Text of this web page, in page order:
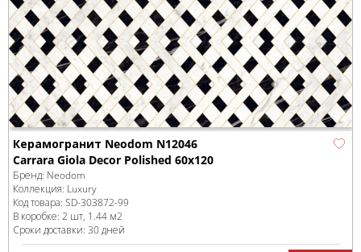
Керамогранит Neodom N12046
Carrara Giola Decor Polished 60x120
Бренд: Neodom
Коллекция: Luxury
Код товара: SD-303872-99
В коробке: 2 шт, 1.44 м2
Сроки доставки: 30 дней